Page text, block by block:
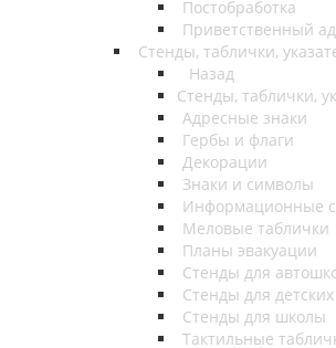
Постобработка
Приветственный
Стенды, таблички,
Назад
Стенды, таблички,
Адресные знаки
Гербы и флаги
Декорации
Знаки и символы
Информационные
Меловые таблички
Планы эвакуации
Стенды для
Стенды для
Стенды для школы
Тактильные